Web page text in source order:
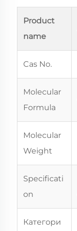
Product
name
Cas No.
Molecular
Formula
Molecular
Weight
Specificati
on
Категори